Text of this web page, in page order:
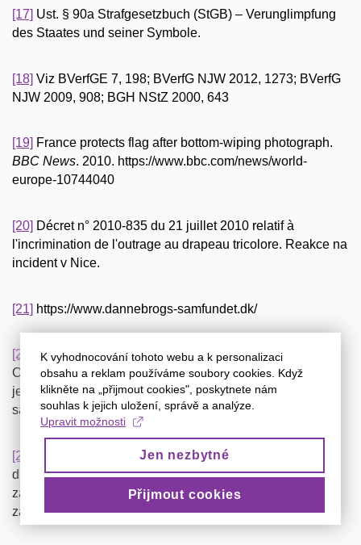
[17] Ust. § 90a Strafgesetzbuch (StGB) – Verunglimpfung
des Staates und seiner Symbole.
[18] Viz BVerfGE 7, 198; BVerfG NJW 2012, 1273; BVerfG
NJW 2009, 908; BGH NStZ 2000, 643
[19] France protects flag after bottom-wiping photograph.
BBC News. 2010. https://www.bbc.com/news/world-
europe-10744040
[20] Décret n° 2010-835 du 21 juillet 2010 relatif à
l'incrimination de l'outrage au drapeau tricolore. Reakce na
incident v Nice.
[21] https://www.dannebrogs-samfundet.dk/
[22]
Justitsministeriet (Dánské ministerstvo spravedlnosti):
Cirkulære om flagning (Flagreglementet). Dánsko nemá
jeden kodex, ale sérii královských výnosů a oběžníků
sahajících až do 18. století.
[23]
Rozsudek Nejvyššího soudu Dánska (Højesteret) ze
dne 22. června 2023. Soud zrušil sto let starou praxi
zákazu cizích vlajek s odkazem na to, že nemá oporu v
zákoně, pouze v nařízení.
K vyhodnocování tohoto webu a k personalizaci
obsahu a reklam používáme soubory cookies. Když
klikněte na „přijmout cookies", poskytnete nám
souhlas k jejich uložení, správě a analýze.
Upravit možnosti
Jen nezbytné
Přijmout cookies